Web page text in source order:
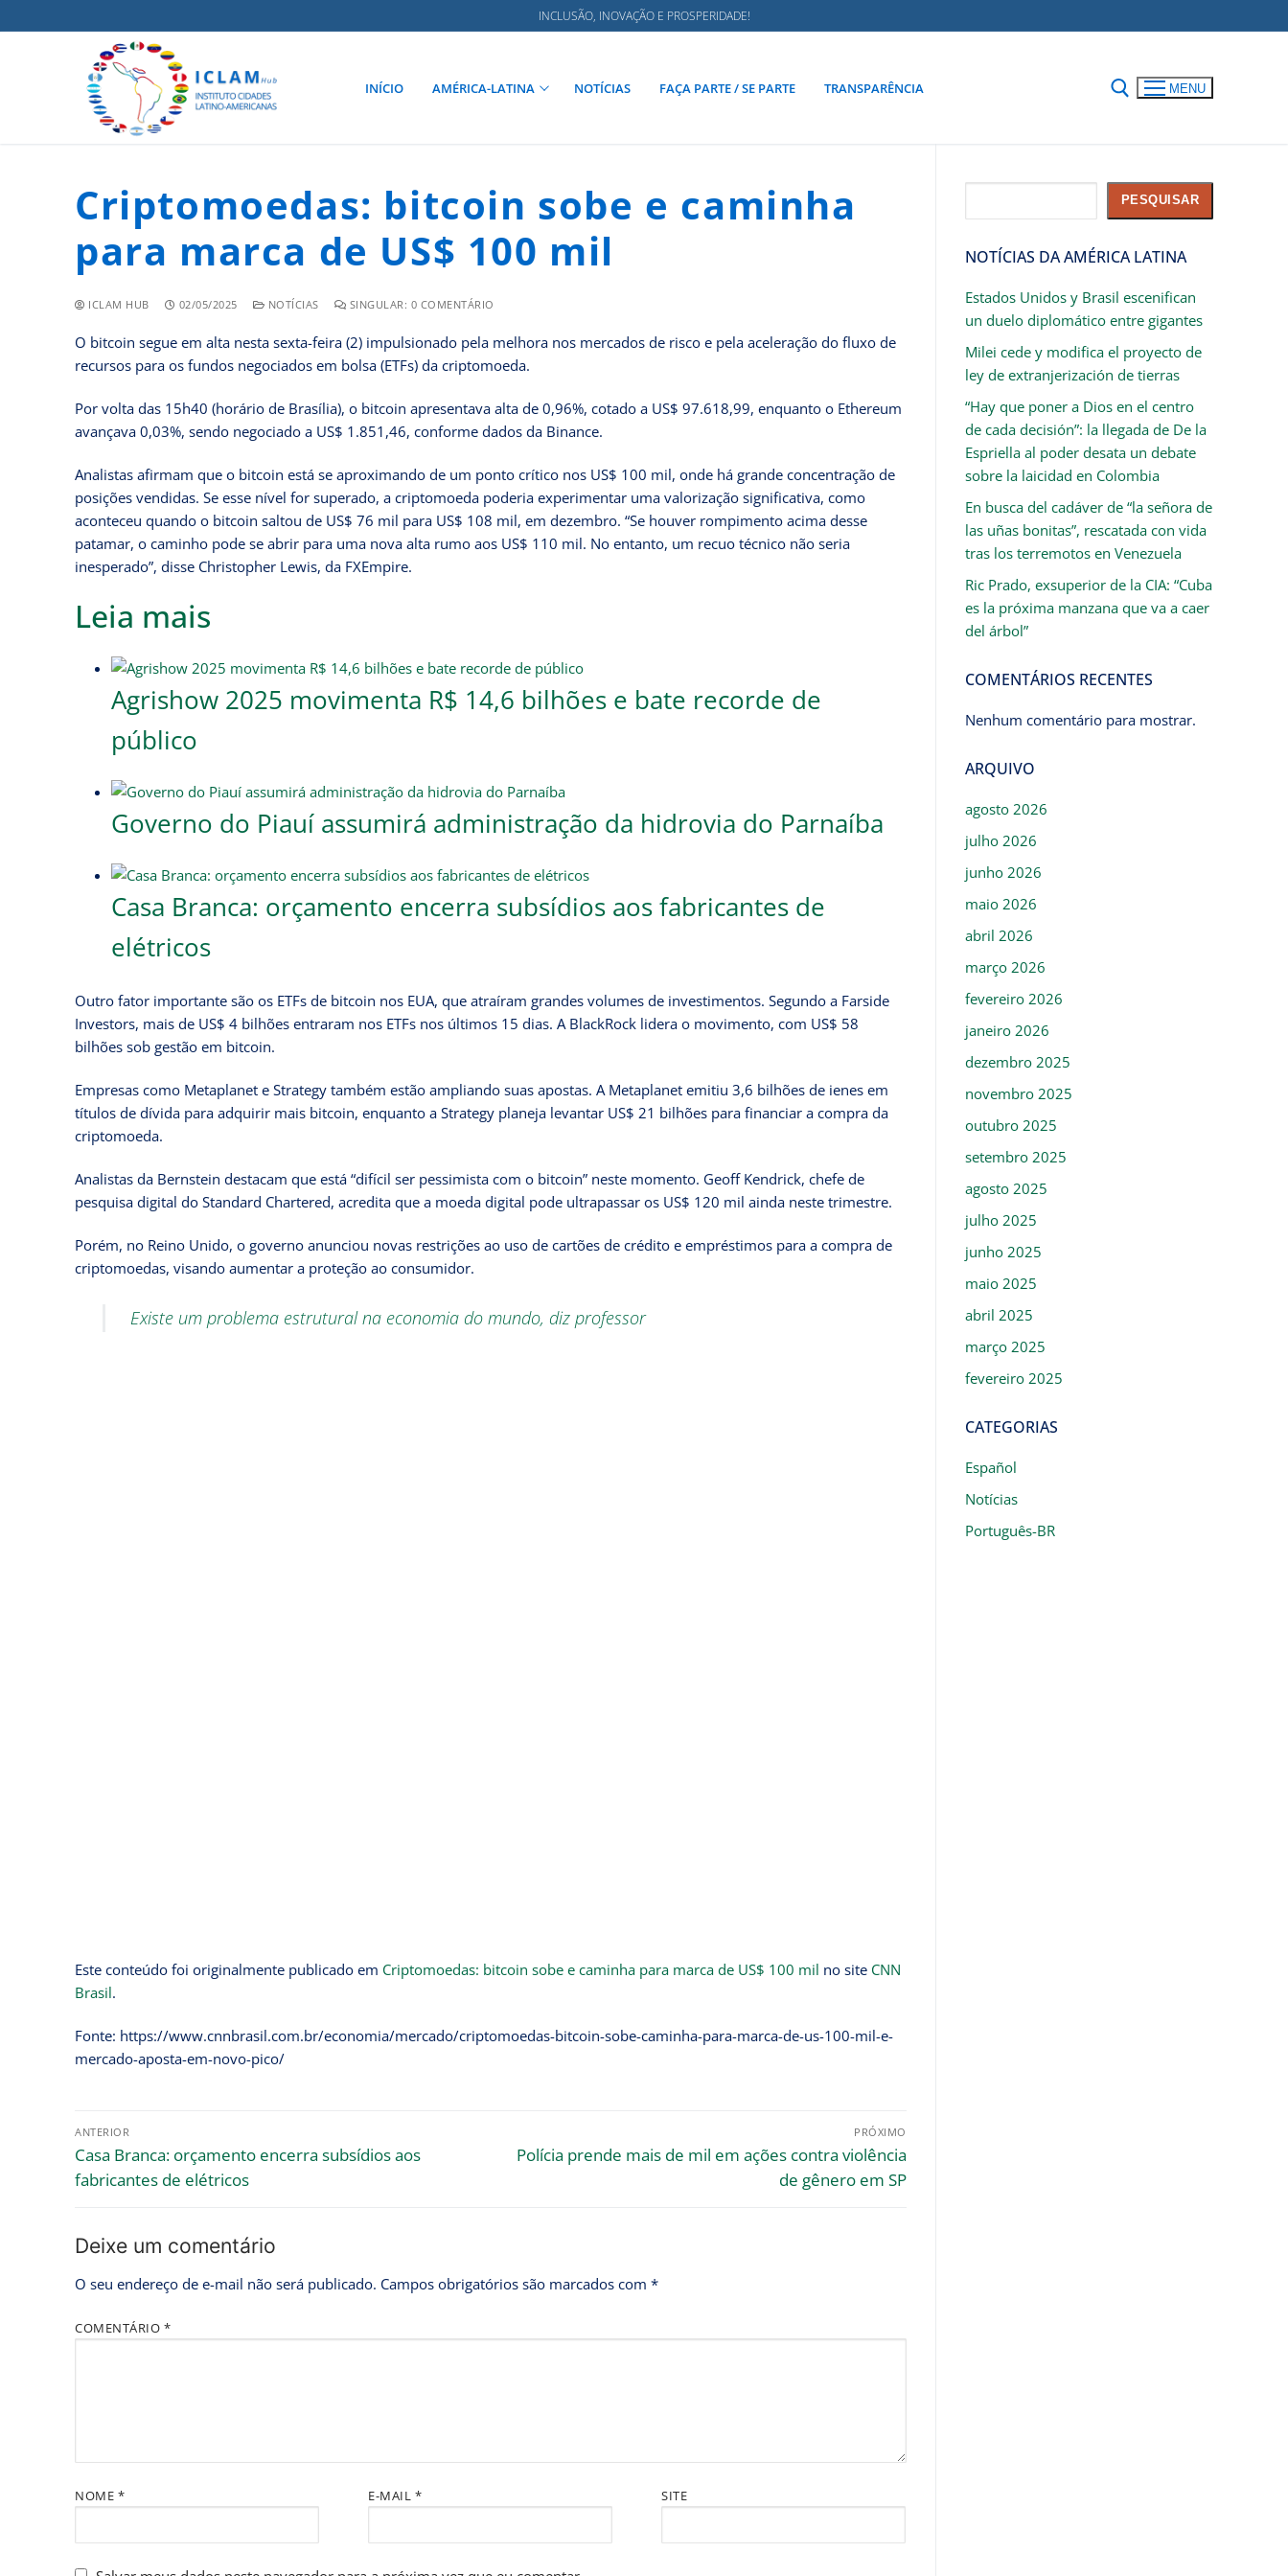
INCLUSÃO, INOVAÇÃO E PROSPERIDADE!
INÍCIO AMÉRICA-LATINA NOTÍCIAS FAÇA PARTE / SE PARTE TRANSPARÊNCIA MENU
Criptomoedas: bitcoin sobe e caminha
para marca de US$ 100 mil
ICLAM HUB 02/05/2025 NOTÍCIAS SINGULAR: 0 COMENTÁRIO
O bitcoin segue em alta nesta sexta-feira (2) impulsionado pela melhora nos mercados de risco e pela aceleração do fluxo de
recursos para os fundos negociados em bolsa (ETFs) da criptomoeda.
Por volta das 15h40 (horário de Brasília), o bitcoin apresentava alta de 0,96%, cotado a US$ 97.618,99, enquanto o Ethereum
avançava 0,03%, sendo negociado a US$ 1.851,46, conforme dados da Binance.
Analistas afirmam que o bitcoin está se aproximando de um ponto crítico nos US$ 100 mil, onde há grande concentração de
posições vendidas. Se esse nível for superado, a criptomoeda poderia experimentar uma valorização significativa, como
aconteceu quando o bitcoin saltou de US$ 76 mil para US$ 108 mil, em dezembro. “Se houver rompimento acima desse
patamar, o caminho pode se abrir para uma nova alta rumo aos US$ 110 mil. No entanto, um recuo técnico não seria
inesperado”, disse Christopher Lewis, da FXEmpire.
Leia mais
Agrishow 2025 movimenta R$ 14,6 bilhões e bate recorde de
público
Governo do Piauí assumirá administração da hidrovia do Parnaíba
Casa Branca: orçamento encerra subsídios aos fabricantes de
elétricos
Outro fator importante são os ETFs de bitcoin nos EUA, que atraíram grandes volumes de investimentos. Segundo a Farside
Investors, mais de US$ 4 bilhões entraram nos ETFs nos últimos 15 dias. A BlackRock lidera o movimento, com US$ 58
bilhões sob gestão em bitcoin.
Empresas como Metaplanet e Strategy também estão ampliando suas apostas. A Metaplanet emitiu 3,6 bilhões de ienes em
títulos de dívida para adquirir mais bitcoin, enquanto a Strategy planeja levantar US$ 21 bilhões para financiar a compra da
criptomoeda.
Analistas da Bernstein destacam que está “difícil ser pessimista com o bitcoin” neste momento. Geoff Kendrick, chefe de
pesquisa digital do Standard Chartered, acredita que a moeda digital pode ultrapassar os US$ 120 mil ainda neste trimestre.
Porém, no Reino Unido, o governo anunciou novas restrições ao uso de cartões de crédito e empréstimos para a compra de
criptomoedas, visando aumentar a proteção ao consumidor.
Existe um problema estrutural na economia do mundo, diz professor
Este conteúdo foi originalmente publicado em Criptomoedas: bitcoin sobe e caminha para marca de US$ 100 mil no site CNN
Brasil.
Fonte: https://www.cnnbrasil.com.br/economia/mercado/criptomoedas-bitcoin-sobe-caminha-para-marca-de-us-100-mil-e-
mercado-aposta-em-novo-pico/
ANTERIOR
Casa Branca: orçamento encerra subsídios aos
fabricantes de elétricos
PRÓXIMO
Polícia prende mais de mil em ações contra violência
de gênero em SP
Deixe um comentário
O seu endereço de e-mail não será publicado. Campos obrigatórios são marcados com *
COMENTÁRIO *
NOME * E-MAIL * SITE
PESQUISAR
NOTÍCIAS DA AMÉRICA LATINA
Estados Unidos y Brasil escenifican
un duelo diplomático entre gigantes
Milei cede y modifica el proyecto de
ley de extranjerización de tierras
“Hay que poner a Dios en el centro
de cada decisión”: la llegada de De la
Espriella al poder desata un debate
sobre la laicidad en Colombia
En busca del cadáver de “la señora de
las uñas bonitas”, rescatada con vida
tras los terremotos en Venezuela
Ric Prado, exsuperior de la CIA: “Cuba
es la próxima manzana que va a caer
del árbol”
COMENTÁRIOS RECENTES
Nenhum comentário para mostrar.
ARQUIVO
agosto 2026
julho 2026
junho 2026
maio 2026
abril 2026
março 2026
fevereiro 2026
janeiro 2026
dezembro 2025
novembro 2025
outubro 2025
setembro 2025
agosto 2025
julho 2025
junho 2025
maio 2025
abril 2025
março 2025
fevereiro 2025
CATEGORIAS
Español
Notícias
Português-BR